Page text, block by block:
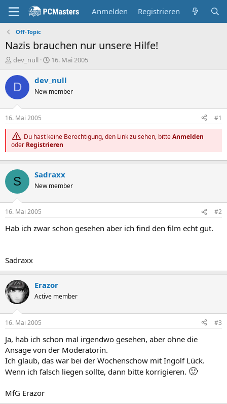
Anmelden Registrieren
Off-Topic
Nazis brauchen nur unsere Hilfe!
E
s
e
r
dev_null
E
s
t
e
t
a
m
16. Mai 2005
D dev_null
New member
16. Mai 2005 #1
Du hast keine Berechtigung, den Link zu sehen, bitteAnmelden
oder Registrieren
S Sadraxx
New member
16. Mai 2005 #2
Hab ich zwar schon gesehen aber ich find den film echt gut.
Sadraxx
Erazor
Active member
16. Mai 2005 #3
Ja, hab ich schon mal irgendwo gesehen, aber ohne die
Ansage von der Moderatorin.
Ich glaub, das war bei der Wochenschow mit Ingolf Lück.
Wenn ich falsch liegen sollte, dann bitte korrigieren. 🙂
MfG Erazor